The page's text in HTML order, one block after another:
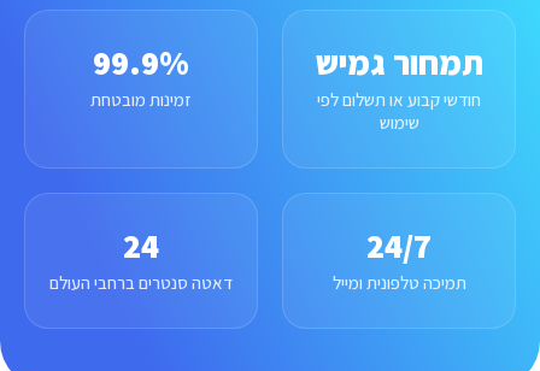
תמחור גמיש
חודשי קבוע או תשלום לפי
שימוש
99.9%
זמינות מובטחת
24/7
תמיכה טלפונית ומייל
24
דאטה סנטרים ברחבי העולם